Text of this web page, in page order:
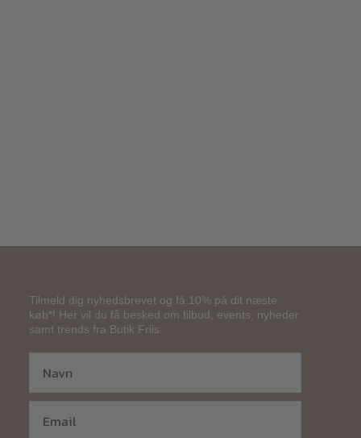
Tilmeld dig nyhedsbrevet og få 10% på dit næste
køb*! Her vil du få besked om tilbud, events, nyheder
samt trends fra Butik Friis.